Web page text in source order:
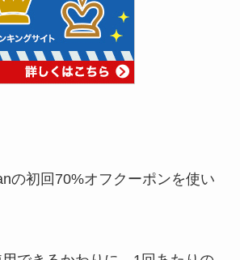
の初回70%オフクーポンを使い